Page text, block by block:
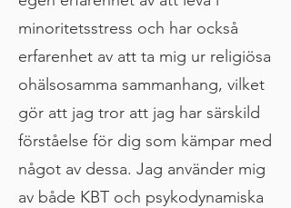
minoritetsstress och har också
erfarenhet av att ta mig ur religiösa
ohälsosamma sammanhang, vilket
gör att jag tror att jag har särskild
förståelse för dig som kämpar med
något av dessa. Jag använder mig
av både KBT och psykodynamiska